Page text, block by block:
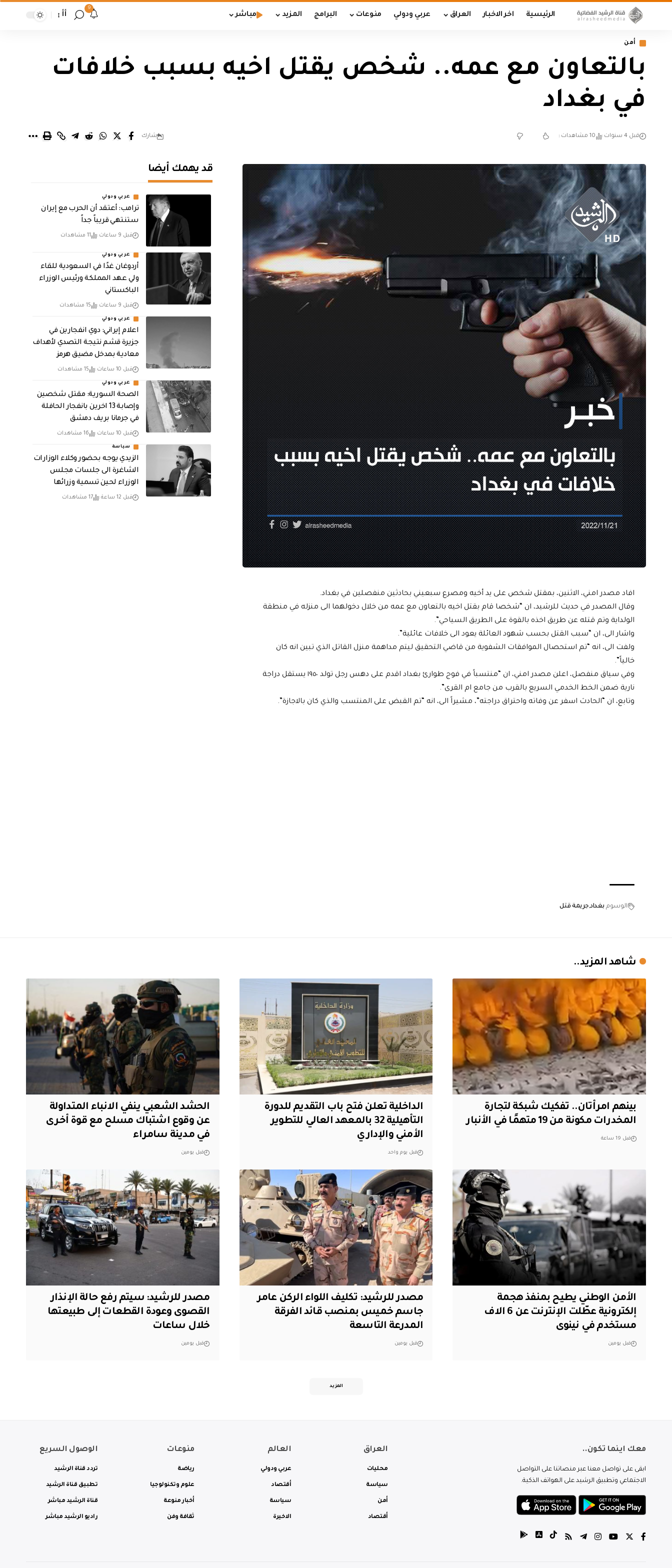
الرئيسية اخر الاخبار العراق عربي ودولي منوعات البرامج المزيد مباشر
9
أأ
أمن
بالتعاون مع عمه.. شخص يقتل اخيه بسبب خلافات
في بغداد
قبل 4 سنوات 10 مشاهدات شارك
افاد مصدر امني، الاثنين، بمقتل شخص على يد أخيه ومصرع سبعيني بحادثين منفصلين في بغداد.
وقال المصدر في حديث للرشيد، ان “شخصا قام بقتل اخيه بالتعاون مع عمه من خلال دخولهما الى منزله في منطقة
الولداية وتم قتله عن طريق اخذه بالقوة على الطريق السياحي”.
واشار الى، ان “سبب القتل بحسب شهود العائلة يعود الى خلافات عائلية”.
ولفت الى، انه “تم استحصال الموافقات الشفوية من قاضي التحقيق ليتم مداهمة منزل القاتل الذي تبين انه كان
خالياً”.
وفي سياق منفصل، اعلن مصدر امني، ان “منتسباً في فوج طوارئ بغداد اقدم على دهس رجل تولد ١٩٥٠ يستقل دراجة
نارية ضمن الخط الخدمي السريع بالقرب من جامع ام القرى”.
وتابع، ان “الحادث اسفر عن وفاته واحتراق دراجته”، مشيراً الى، انه “تم القبض على المنتسب والذي كان بالاجازة”.
الوسوم بغداد جريمة قتل
قد يهمك أيضا
عربي ودولي
‏ترامب: أعتقد أن الحرب مع إيران
ستنتهي قريباً جداً
قبل 9 ساعات 11 مشاهدات
عربي ودولي
أردوغان غدًا في السعودية للقاء
ولي عهد المملكة ورئيس الوزراء
الباكستاني
قبل 9 ساعات 15 مشاهدات
عربي ودولي
اعلام إيراني: دوي انفجارين في
جزيرة قشم نتيجة التصدي لأهداف
معادية بمدخل مضيق هرمز
قبل 10 ساعات 15 مشاهدات
عربي ودولي
الصحة السورية: مقتل شخصين
وإصابة 13 اخرين بانفجار الحافلة
في جرمانا بريف دمشق
قبل 10 ساعات 16 مشاهدات
سياسة
الزيدي يوجه بحضور وكلاء الوزارات
الشاغرة الى جلسات مجلس
الوزراء لحين تسمية وزرائها
قبل 12 ساعة 17 مشاهدات
شاهد المزيد..
بينهم امرأتان.. تفكيك شبكة لتجارة
المخدرات مكونة من 19 متهمًا في الأنبار
قبل 19 ساعة
الداخلية تعلن فتح باب التقديم للدورة
التأهيلية 32 بالمعهد العالي للتطوير
الأمني والإداري
قبل يوم واحد
الحشد الشعبي ينفي الانباء المتداولة
عن وقوع اشتباك مسلح مع قوة أخرى
في مدينة سامراء
قبل يومين
الأمن الوطني يطيح بمنفذ هجمة
إلكترونية عطّلت الإنترنت عن 6 الاف
مستخدم في نينوى
قبل يومين
مصدر للرشيد: تكليف اللواء الركن عامر
جاسم خميس بمنصب قائد الفرقة
المدرعة التاسعة
قبل يومين
مصدر للرشيد: سيتم رفع حالة الإنذار
القصوى وعودة القطعات إلى طبيعتها
خلال ساعات
قبل يومين
المزيد
معك اينما تكون..
ابقى على تواصل معنا عبر منصاتنا على التواصل
الاجتماعي وتطبيق الرشيد على الهواتف الذكية.
العراق
محليات
سياسة
أمن
أقتصاد
العالم
عربي ودولي
أقتصاد
سياسة
الاخيرة
منوعات
رياضة
علوم وتكنولوجيا
أخبار منوعة
ثقافة وفن
الوصول السريع
تردد قناة الرشيد
تطبيق قناة الرشيد
قناة الرشيد مباشر
راديو الرشيد مباشر